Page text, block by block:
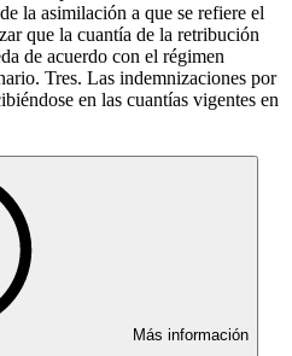
la asimilación a que se refiere el
que la cuantía de la retribución
de acuerdo con el régimen
Tres. Las indemnizaciones por
en las cuantías vigentes en
Más información